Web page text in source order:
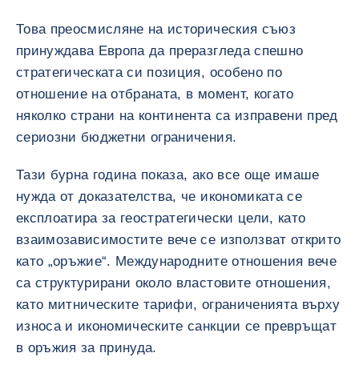
Това преосмисляне на историческия съюз
принуждава Европа да преразгледа спешно
стратегическата си позиция, особено по
отношение на отбраната, в момент, когато
няколко страни на континента са изправени пред
сериозни бюджетни ограничения.
Тази бурна година показа, ако все още имаше
нужда от доказателства, че икономиката се
експлоатира за геостратегически цели, като
взаимозависимостите вече се използват открито
като „оръжие“. Международните отношения вече
са структурирани около властовите отношения,
като митническите тарифи, ограниченията върху
износа и икономическите санкции се превръщат
в оръжия за принуда.